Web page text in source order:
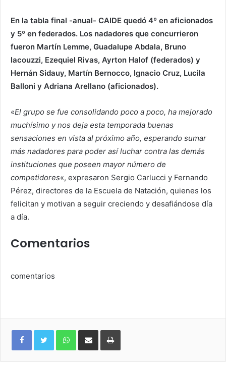
En la tabla final -anual- CAIDE quedó 4º en aficionados
y 5º en federados. Los nadadores que concurrieron
fueron Martín Lemme, Guadalupe Abdala, Bruno
Iacouzzi, Ezequiel Rivas, Ayrton Halof (federados) y
Hernán Sidauy, Martín Bernocco, Ignacio Cruz, Lucila
Balloni y Adriana Arellano (aficionados).
«El grupo se fue consolidando poco a poco, ha mejorado
muchísimo y nos deja esta temporada buenas
sensaciones en vista al próximo año, esperando sumar
más nadadores para poder así luchar contra las demás
instituciones que poseen mayor número de
competidores«, expresaron Sergio Carlucci y Fernando
Pérez, directores de la Escuela de Natación, quienes los
felicitan y motivan a seguir creciendo y desafiándose día
a día.
Comentarios
comentarios
WhatsAppCompartir
mail
Imprimir